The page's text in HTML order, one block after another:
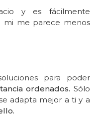
y es fácilmente
mi me parece menos
para poder
ordenados. Sólo
adapta mejor a ti y a